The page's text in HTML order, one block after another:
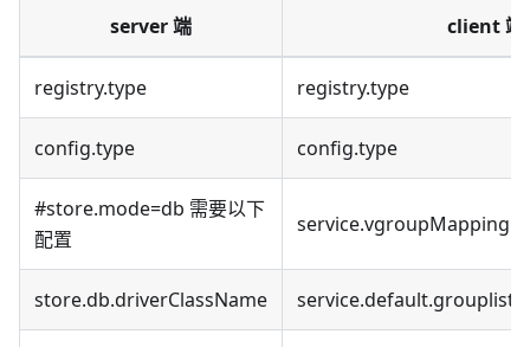
server 端 client 端
registry.type registry.type
config.type config.type
#store.mode=db 需要以下
配置
store.db.driverClassName service.default.grouplist